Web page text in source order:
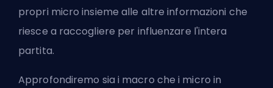
propri micro insieme alle altre informazioni che
riesce a raccogliere per influenzare l'intera
partita.
Approfondiremo sia i macro che i micro in